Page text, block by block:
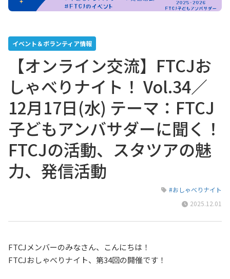
イベント＆ボランティア情報
【オンライン交流】FTCJお
しゃべりナイト！ Vol.34／
12月17日(水) テーマ：FTCJ
子どもアンバサダーに聞く！
FTCJの活動、スタツアの魅
力、発信活動
#おしゃべりナイト
2025.12.01
FTCJメンバーのみなさん、こんにちは！
FTCJおしゃべりナイト、第34回の開催です！